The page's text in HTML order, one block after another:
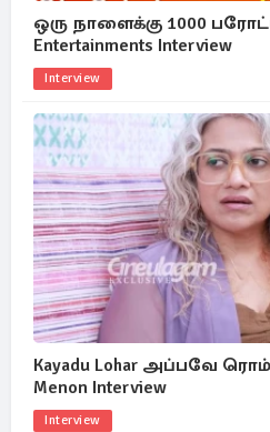
ஒரு நாளைக்கு 1000
Entertainments Interview
Interview
Kayadu Lohar அப்பவே ரொம்ப
Menon Interview
Interview